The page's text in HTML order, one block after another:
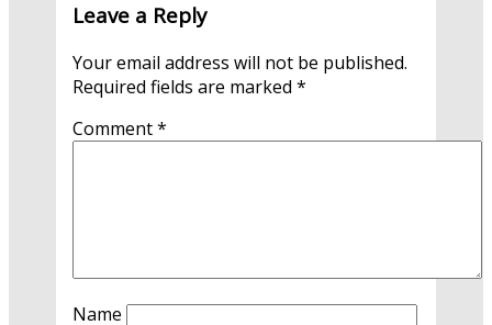
Leave a Reply
Your email address will not be published.
Required fields are marked*
Comment*
Name